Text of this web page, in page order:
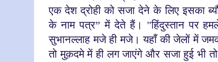
एक देश द्रोही को सजा देने के लिए इसका
के नाम पत्र” में देते हैं। "हिंदुस्तान पर
सुभानल्लाह मजे ही मजे। यहाँ की जेलों में
तो मुक़दमे में ही लग जाएंगे और सजा हुई भी